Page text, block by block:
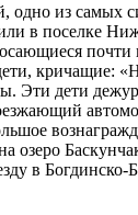
одно из самых
в поселке
почти
кричащие:
Эти дети
озеро
в Богдинско-